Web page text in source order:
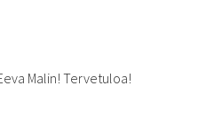
Malin! Tervetuloa!